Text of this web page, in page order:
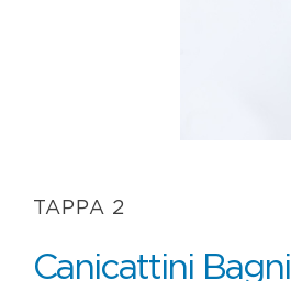
TAPPA 2
Canicattini Bagni